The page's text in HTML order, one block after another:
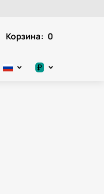
Корзина: 0
₽